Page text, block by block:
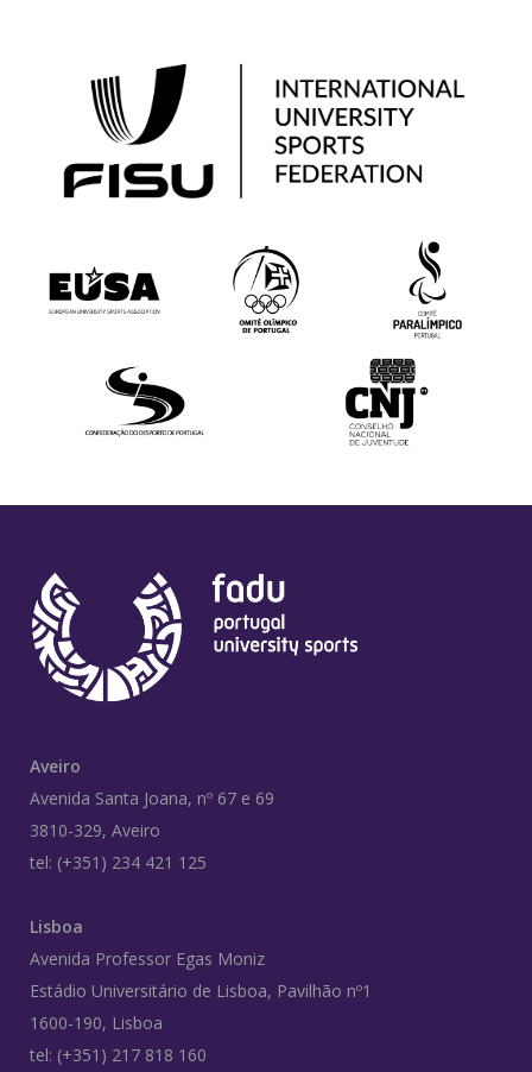
Aveiro
Avenida Santa Joana, nº 67 e 69
3810-329, Aveiro
tel: (+351) 234 421 125
Lisboa
Avenida Professor Egas Moniz
Estádio Universitário de Lisboa, Pavilhão nº1
1600-190, Lisboa
tel: (+351) 217 818 160